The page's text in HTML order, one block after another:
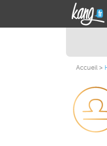
Accueil